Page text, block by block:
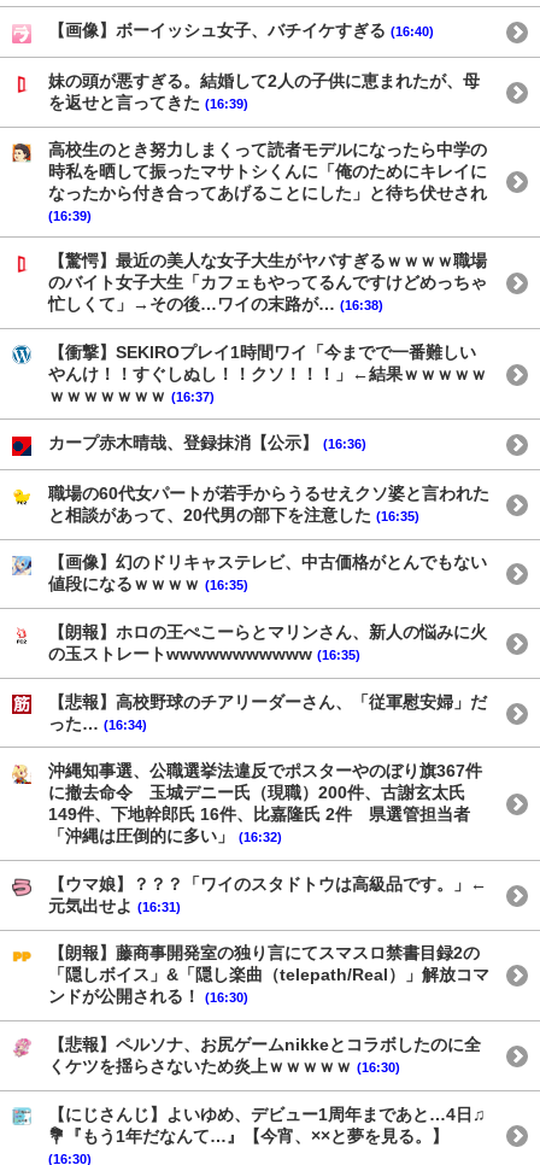
【画像】ボーイッシュ女子、バチイケすぎる (16:40)
妹の頭が悪すぎる。結婚して2人の子供に恵まれたが、母
を返せと言ってきた (16:39)
高校生のとき努力しまくって読者モデルになったら中学の
時私を晒して振ったマサトシくんに「俺のためにキレイに
なったから付き合ってあげることにした」と待ち伏せされ
(16:39)
【驚愕】最近の美人な女子大生がヤバすぎるｗｗｗｗ職場
のバイト女子大生「カフェもやってるんですけどめっちゃ
忙しくて」→その後…ワイの末路が… (16:38)
【衝撃】SEKIROプレイ1時間ワイ「今までで一番難しい
やんけ！！すぐしぬし！！クソ！！！」←結果ｗｗｗｗｗ
ｗｗｗｗｗｗｗ (16:37)
カープ赤木晴哉、登録抹消【公示】 (16:36)
職場の60代女パートが若手からうるせえクソ婆と言われた
と相談があって、20代男の部下を注意した (16:35)
【画像】幻のドリキャステレビ、中古価格がとんでもない
値段になるｗｗｗｗ (16:35)
【朗報】ホロの王ぺこーらとマリンさん、新人の悩みに火
の玉ストレートwwwwwwwwwww (16:35)
【悲報】高校野球のチアリーダーさん、「従軍慰安婦」だ
った… (16:34)
沖縄知事選、公職選挙法違反でポスターやのぼり旗367件
に撤去命令 玉城デニー氏（現職）200件、古謝玄太氏
149件、下地幹郎氏 16件、比嘉隆氏 2件 県選管担当者
「沖縄は圧倒的に多い」
(16:32)
【ウマ娘】？？？「ワイのスタドトウは高級品です。」←
元気出せよ (16:31)
【朗報】藤商事開発室の独り言にてスマスロ禁書目録2の
「隠しボイス」&「隠し楽曲（telepath/Real）」解放コマ
ンドが公開される！
(16:30)
【悲報】ペルソナ、お尻ゲームnikkeとコラボしたのに全
くケツを揺らさないため炎上ｗｗｗｗｗ (16:30)
【にじさんじ】よいゆめ、デビュー1周年まであと…4日♫
💐『もう1年だなんて…』【今宵、××と夢を見る。】
(16:30)